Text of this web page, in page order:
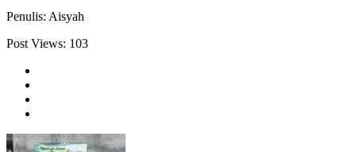
Penulis: Aisyah
Post Views: 103